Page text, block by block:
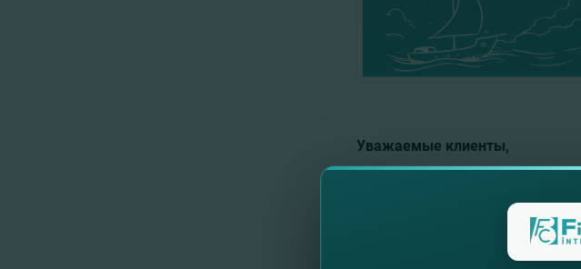
Уважаемые клиенты,
FinComBank SA информирует
неавторизованных
числе организованных через
соответствии со статьей 97 (
Закона № 291/2016 об